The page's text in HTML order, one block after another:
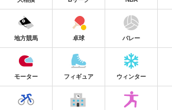
地方競馬 卓球 バレー
モーター フィギュア ウィンター